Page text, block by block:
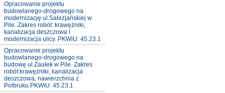
Opracowanie projektu
budowlanego-drogowego na
modernizację ul.Salezjańskiej w
Pile. Zakres robót: krawężniki,
kanalizacja deszczowa i
modernizacja ulicy. PKWiU: 45.23.1
Opracowanie projektu
budowlanego-drogowego na
budowę ul.Zaułek w Pile. Zakres
robót:krawężniki, kanalizacja
deszczowa, nawierzchnia z
Polbruku PKWiU: 45.23.1